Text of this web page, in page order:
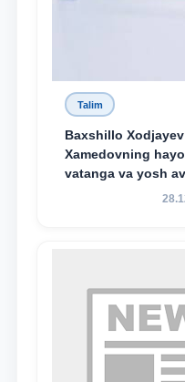
Talim
Baxshillo
Xamedovning
vatanga va yosh
sodiqlikning oliy